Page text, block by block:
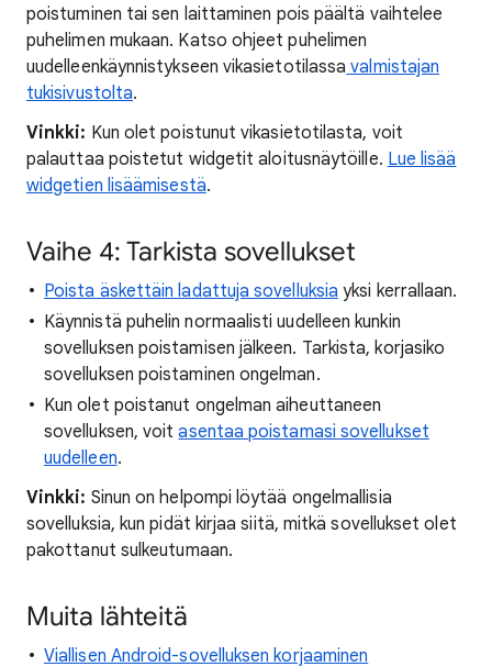
poistuminen tai sen laittaminen pois päältä vaihtelee
puhelimen mukaan. Katso ohjeet puhelimen
uudelleenkäynnistykseen vikasietotilassa valmistajan
tukisivustolta.
Vinkki: Kun olet poistunut vikasietotilasta, voit
palauttaa poistetut widgetit aloitusnäytöille. Lue lisää
widgetien lisäämisestä.
Vaihe 4: Tarkista sovellukset
Poista äskettäin ladattuja sovelluksia yksi kerrallaan.
Käynnistä puhelin normaalisti uudelleen kunkin
sovelluksen poistamisen jälkeen. Tarkista, korjasiko
sovelluksen poistaminen ongelman.
Kun olet poistanut ongelman aiheuttaneen
sovelluksen, voitasentaa poistamasi sovellukset
uudelleen.
Vinkki: Sinun on helpompi löytää ongelmallisia
sovelluksia, kun pidät kirjaa siitä, mitkä sovellukset olet
pakottanut sulkeutumaan.
Muita lähteitä
Viallisen Android-sovelluksen korjaaminen